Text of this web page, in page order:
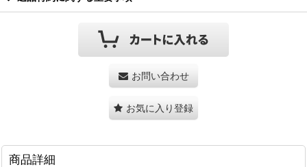
お問い合わせ
お気に入り登録
商品詳細